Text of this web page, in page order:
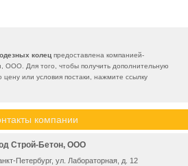
колец предоставлена компанией-
ООО. Для того, чтобы получить дополнительную
или условия постаки, нажмите ссылку
компании
Строй-Бетон, ООО
Петербург, ул. Лабораторная, д. 12